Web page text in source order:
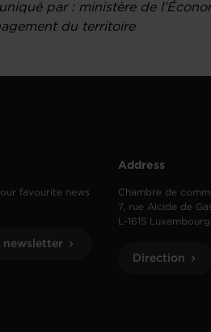
par : ministère de
du territoire
favourite news
newsletter
Address
Chambre de
7, rue Alcide de
L-1615
Direction